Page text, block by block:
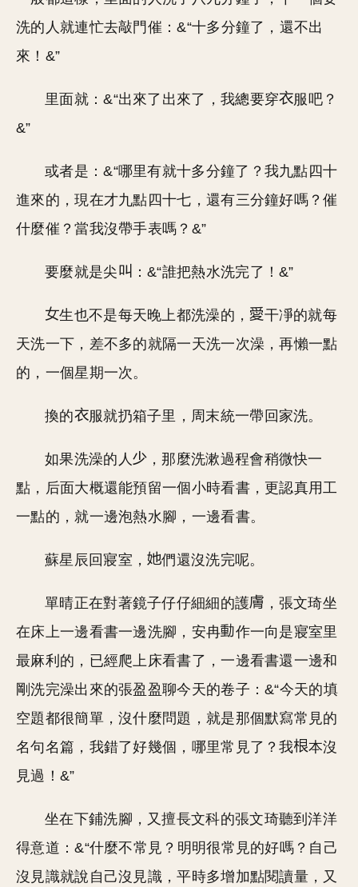
洗的人就連忙去敲門催：&“十多分鐘了，還不出
來！&”
里面就：&“出來了出來了，我總要穿
服吧？
&”
或者是：&“哪里有就十多分鐘了？我九點四十
進來的，現在才九點四十七，還有三分鐘好嗎？催
什麼催？當我沒帶手表嗎？&”
要麼就是尖 ：&“誰把熱水洗完了！&”
生也不是每天晚上都洗澡的，
干凈的就每
天洗一下，差不多的就隔一天洗一次澡，再懶一點
的，一個星期一次。
換的 服就扔箱子里，周末統一帶回家洗。
如果洗澡的人
，那麼洗漱過程會稍微快一
點，后面大概還能預留一個小時看書，更認真用工
一點的，就一邊泡熱水腳，一邊看書。
蘇星辰回寢室， 們還沒洗完呢。
單晴正在對著鏡子仔仔細細的護
，張文琦坐
在床上一邊看書一邊洗腳，安冉
作一向是寢室里
最麻利的，已經爬上床看書了，一邊看書還一邊和
剛洗完澡出來的張盈盈聊今天的卷子：&“今天的填
空題都很簡單，沒什麼問題，就是那個默寫常見的
名句名篇，我錯了好幾個，哪里常見了？我
本沒
見過！&”
坐在下鋪洗腳，又擅長文科的張文琦聽到洋洋
得意道：&“什麼不常見？明明很常見的好嗎？自己
沒見識就說自己沒見識，平時多增加點閱讀量，又